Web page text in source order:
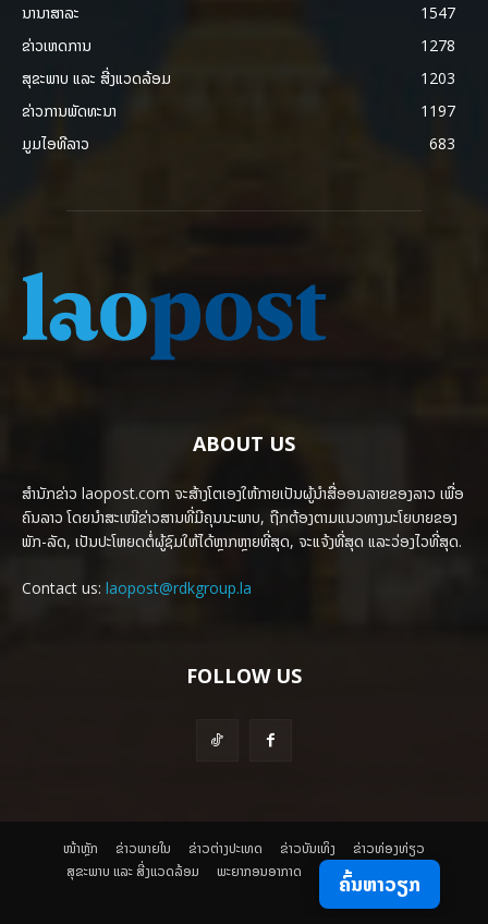
ນານາສາລະ
1547
ຂ່າວເຫດການ
1278
ສຸຂະພາບ ແລະ ສີ່ງແວດລ້ອມ
1203
ຂ່າວການພັດທະນາ
1197
ມູມໄອທີລາວ
683
ABOUT US
ສຳນັກຂ່າວ laopost.com ຈະສ້າງໂຕເອງໃຫ້ກາຍເປັນຜູ້ນຳສື່ອອນລາຍຂອງລາວ ເພື່ອ
ຄົນລາວ ໂດຍນຳສະເໜີຂ່າວສານທີ່ມີຄຸນນະພາບ, ຖືກຕ້ອງຕາມແນວທາງນະໂຍບາຍຂອງ
ພັກ-ລັດ, ເປັນປະໂຫຍດຕໍ່ຜູ້ຊົມໃຫ້ໄດ້ຫຼາກຫຼາຍທີ່ສຸດ, ຈະແຈ້ງທີ່ສຸດ ແລະວ່ອງໄວທີ່ສຸດ.
Contact us: laopost@rdkgroup.la
FOLLOW US
ໜ້າຫຼັກ ຂ່າວພາຍ​ໃນ ຂ່າວຕ່າງປະເທດ ​ຂ່າວບັນເທິງ
​ຂ່າວທ່ອງທ່ຽວ
ສຸຂະພາບ ແລະ ສີ່ງແວດລ້ອມ
ພະຍາກອນອາກາດ ຄົ້ນຫາວຽກ